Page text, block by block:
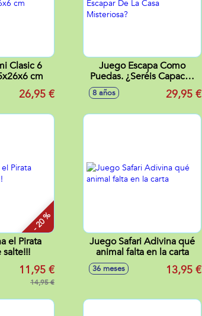
Clasic 6
cm
26,95 €
Juego Escapa Como
Puedas. ¿Seréis Capaces
De Escapar De La Casa
Misteriosa?
8 años 29,95 €
- 20 %
el Pirata
salte!!!
11,95 €
14,95 €
Juego Safari Adivina qué
animal falta en la carta
36 meses 13,95 €